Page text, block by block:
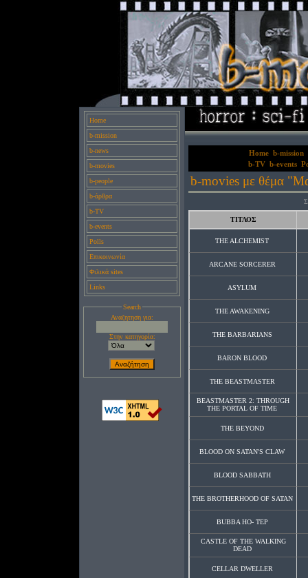
Home
b-mission
b-news
b-movies
b-people
b-άρθρα
b-TV
b-events
Polls
Επικοινωνία
Φιλικά sites
Links
Search
Αναζητηση για:
Στην κατηγορία:
Home b-mission
b-TV b-events
b-movies με θέμα
ΤΙΤΛΟΣ
THE ALCHEMIST
ARCANE SORCERER
ASYLUM
THE AWAKENING
THE BARBARIANS
BARON BLOOD
THE BEASTMASTER
BEASTMASTER 2: THROUGH
THE PORTAL OF TIME
THE BEYOND
BLOOD ON SATAN'S CLAW
BLOOD SABBATH
THE BROTHERHOOD OF SATAN
BUBBA HO- TEP
CASTLE OF THE WALKING
DEAD
CELLAR DWELLER